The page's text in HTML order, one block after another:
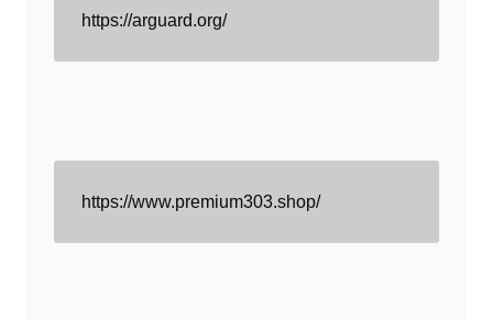
https://arguard.org/
https://www.premium303.shop/